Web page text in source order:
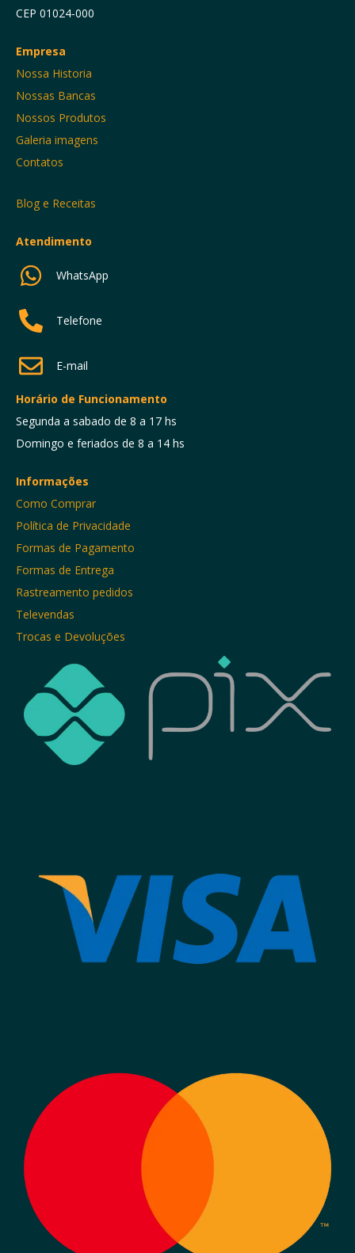
CEP 01024-000
Empresa
Nossa Historia
Nossas Bancas
Nossos Produtos
Galeria imagens
Contatos
Blog e Receitas
Atendimento
WhatsApp
Telefone
E-mail
Horário de Funcionamento
Segunda a sabado de 8 a 17 hs
Domingo e feriados de 8 a 14 hs
Informações
Como Comprar
Política de Privacidade
Formas de Pagamento
Formas de Entrega
Rastreamento pedidos
Televendas
Trocas e Devoluções